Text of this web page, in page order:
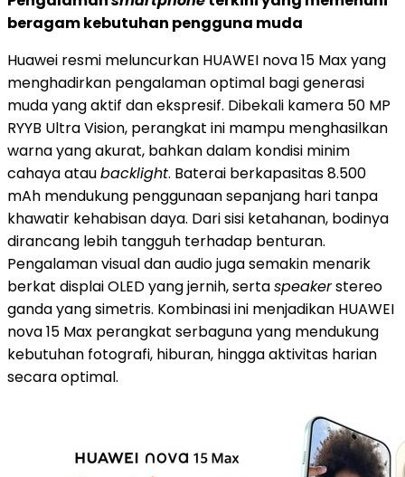
beragam kebutuhan pengguna muda
Huawei resmi meluncurkan HUAWEI nova 15 Max yang
menghadirkan pengalaman optimal bagi generasi
muda yang aktif dan ekspresif. Dibekali kamera 50 MP
RYYB Ultra Vision, perangkat ini mampu menghasilkan
warna yang akurat, bahkan dalam kondisi minim
cahaya ataubacklight. Baterai berkapasitas 8.500
mAh mendukung penggunaan sepanjang hari tanpa
khawatir kehabisan daya. Dari sisi ketahanan, bodinya
dirancang lebih tangguh terhadap benturan.
Pengalaman visual dan audio juga semakin menarik
berkat displai OLED yang jernih, sertaspeakerstereo
ganda yang simetris. Kombinasi ini menjadikan HUAWEI
nova 15 Max perangkat serbaguna yang mendukung
kebutuhan fotografi, hiburan, hingga aktivitas harian
secara optimal.